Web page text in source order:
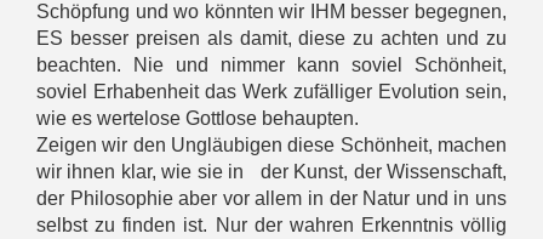
Schöpfung und wo könnten wir IHM besser begegnen,
ES besser preisen als damit, diese zu achten und zu
beachten. Nie und nimmer kann soviel Schönheit,
soviel Erhabenheit das Werk zufälliger Evolution sein,
wie es wertelose Gottlose behaupten.
Zeigen wir den Ungläubigen diese Schönheit, machen
wir ihnen klar, wie sie in der Kunst, der Wissenschaft,
der Philosophie aber vor allem in der Natur und in uns
selbst zu finden ist. Nur der wahren Erkenntnis völlig